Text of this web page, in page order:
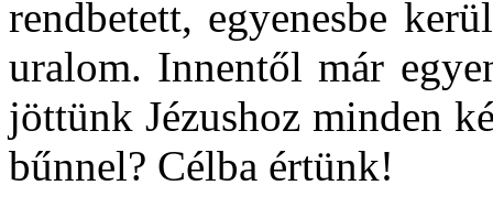
rendbetett, egyenesbe
uralom. Innentől már
jöttünk Jézushoz minden
bűnnel? Célba értünk!